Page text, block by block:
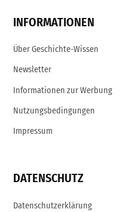
INFORMATIONEN
Über Geschichte-Wissen
Newsletter
Informationen zur Werbung
Nutzungsbedingungen
Impressum
DATENSCHUTZ
Datenschutzerklärung